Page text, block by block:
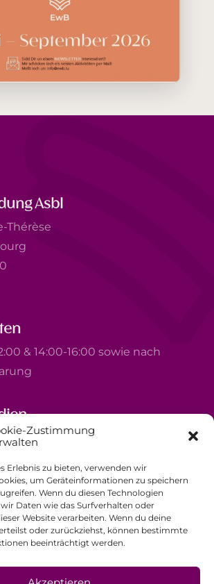
Zustimmung
Erlebnis zu bieten, verwenden wir
um Geräteinformationen zu speichern
Wenn du diesen Technologien
Daten wie das Surfverhalten oder
Website verarbeiten. Wenn du deine
oder zurückziehst, können bestimmte
beeinträchtigt werden.
Asbl
Thérèse
& 14:00-16:00 sowie nach
Thérèse